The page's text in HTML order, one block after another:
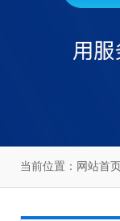
当前位置： 网站首页